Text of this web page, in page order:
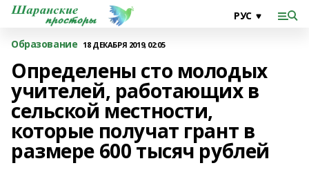
Образование 18 ДЕКАБРЯ 2019, 02:05
Определены сто молодых
учителей, работающих в
сельской местности,
которые получат грант в
размере 600 тысяч рублей